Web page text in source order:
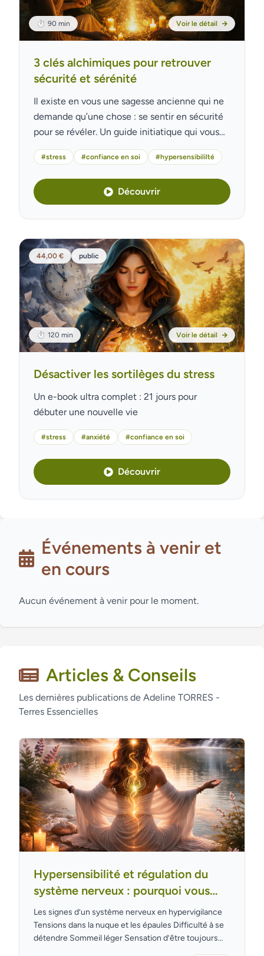
⏱ 90 min Voir le détail
3 clés alchimiques pour retrouver
sécurité et sérénité
Il existe en vous une sagesse ancienne qui ne
demande qu’une chose : se sentir en sécurité
pour se révéler. Un guide initiatique qui vous
transmet 3 clés alchi...
#stress #confiance en soi #hypersensibililté
Découvrir
44,00 € public
⏱ 120 min Voir le détail
Désactiver les sortilèges du stress
Un e-book ultra complet : 21 jours pour
débuter une nouvelle vie
#stress #anxiété #confiance en soi
Découvrir
Événements à venir et
en cours
Aucun événement à venir pour le moment.
Articles & Conseils
Les dernières publications de Adeline TORRES -
Terres Essencielles
Hypersensibilité et régulation du
système nerveux : pourquoi vous
êtes épuisée (et comment retrouver
votre puissance intérieure)
Les signes d’un système nerveux en hypervigilance
Tensions dans la nuque et les épaules Difficulté à se
détendre Sommeil léger Sensation d’être toujours